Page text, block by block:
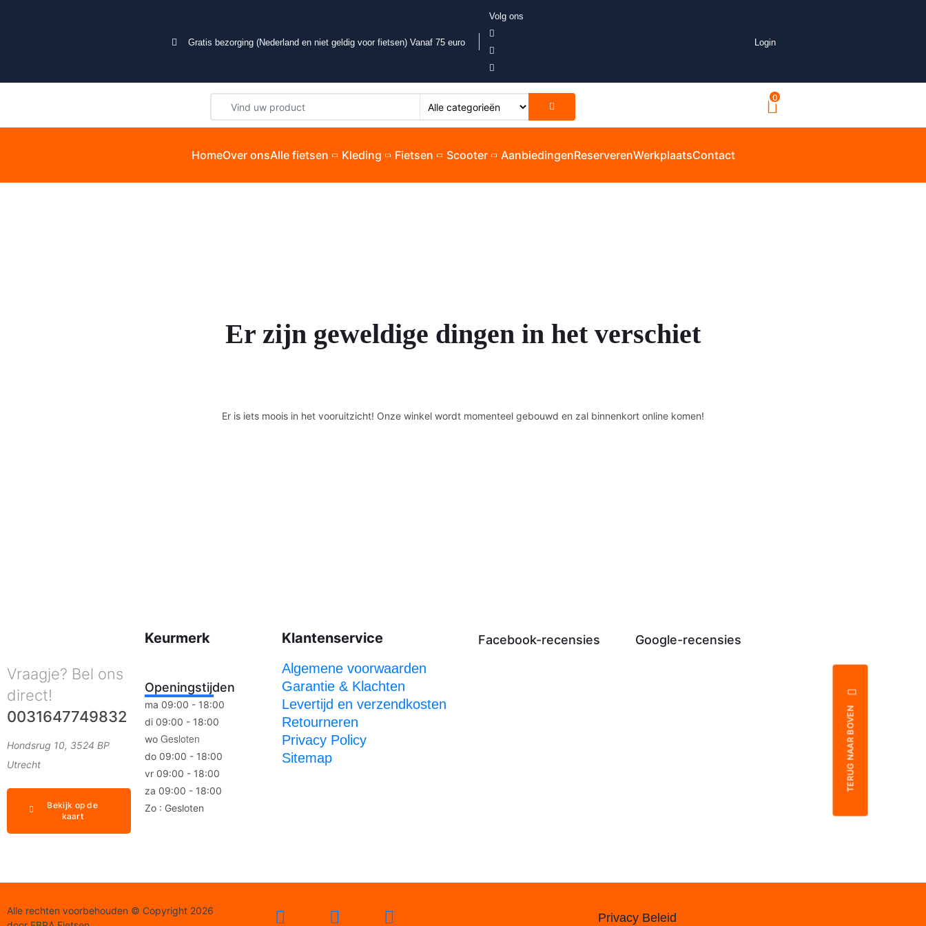
Gratis bezorging (Nederland en niet geldig voor fietsen) Vanaf 75 euro
Volg ons
Login
0
HomeOver onsAlle fietsen Kleding Fietsen Scooter AanbiedingenReserverenWerkplaatsContact
Er zijn geweldige dingen in het verschiet
Er is iets moois in het vooruitzicht! Onze winkel wordt momenteel gebouwd en zal binnenkort online komen!
Vraagje? Bel ons
direct!
0031647749832
Hondsrug 10, 3524 BP
Utrecht
Bekijk op de
kaart
Keurmerk
Openingstijden
ma 09:00 - 18:00
di 09:00 - 18:00
woGesloten
do 09:00 - 18:00
vr 09:00 - 18:00
za 09:00 - 18:00
Zo : Gesloten
Klantenservice
Algemene voorwaarden
Garantie & Klachten
Levertijd en verzendkosten
Retourneren
Privacy Policy
Sitemap
Facebook-recensies Google-recensies
TERUG NAAR BOVEN
Alle rechten voorbehouden © Copyright 2026
Privacy Beleid